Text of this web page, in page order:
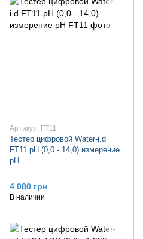
Артикул: FT11
Тестер цифровой Water-i.d
FT11 pH (0,0 - 14,0) измерение
pH
4 080 грн
В наличии